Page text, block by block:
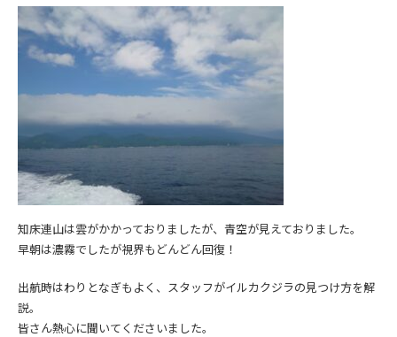
知床連山は雲がかかっておりましたが、青空が見えておりました。
早朝は濃霧でしたが視界もどんどん回復！
出航時はわりとなぎもよく、スタッフがイルカクジラの見つけ方を解
説。
皆さん熱心に聞いてくださいました。